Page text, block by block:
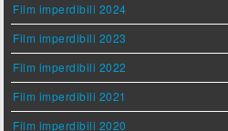
Film imperdibili 2024
Film imperdibili 2023
Film imperdibili 2022
Film imperdibili 2021
Film imperdibili 2020